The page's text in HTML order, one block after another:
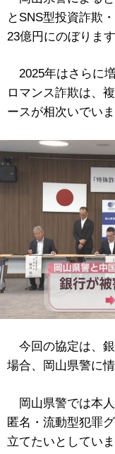
とSNS型投資詐欺
23億円にのぼります
2025年はさらに
ロマンス詐欺は、
ースが相次いでいま
今回の協定は、
場合、岡山県警に
岡山県警では本人
匿名・流動型犯罪
立てたいとしていま